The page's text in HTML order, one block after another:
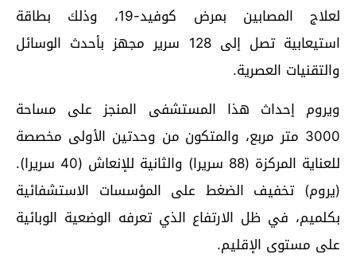
لعلاج المصابين بمرض كوفيد-19، وذلك بطاقة
استيعابية تصل إلى 128 سرير مجهز بأحدث الوسائل
والتقنيات العصرية.
ويروم إحداث هذا المستشفى المنجز على مساحة
3000 متر مربع، والمتكون من وحدتين الأولى مخصصة
للعناية المركزة (88 سريرا) والثانية للإنعاش (40 سريرا).
(يروم) تخفيف الضغط على المؤسسات الاستشفائية
بكلميم، في ظل الارتفاع الذي تعرفه الوضعية الوبائية
على مستوى الإقليم.